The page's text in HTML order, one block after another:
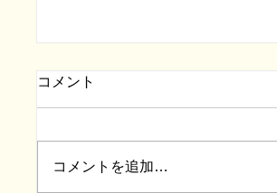
畳の上の建築展
コメント
コメントを追加…